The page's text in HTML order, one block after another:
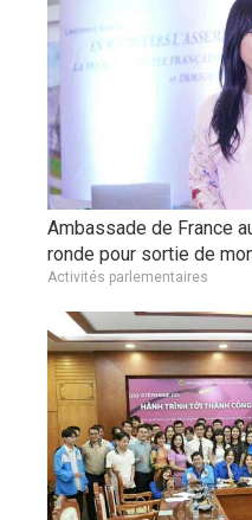
Ambassade de France
ronde pour sortie de
Activités parlementaires